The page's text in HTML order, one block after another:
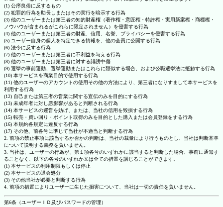
(1) 公序良俗に反するもの
(2) 犯罪的行為を助長しまたはその実行を暗示する行為
(3) 他のユーザーまたは第三者の知的財産権（著作権・意匠権・特許権・実用新案権・商標権・
ノウハウが含まれるがこれらに限定されません）を侵害する行為
(4) 他のユーザーまたは第三者の財産、信用、名誉、プライバシーを侵害する行為
(5) ユーザー自身の個人を特定できる情報を、他の会員に公開する行為
(6) 法令に反する行為
(7) 他のユーザーまたは第三者に不利益を与える行為
(8) 他のユーザーまたは第三者に対する誹謗中傷
(9) 選挙の事前運動、選挙運動またはこれらに類似する場合、および公職選挙法に抵触する行為
(10) 本サービスを商業目的で使用する行為
(11) 他のユーザーのアカウントの使用その他の方法により、第三者になりすまして本サービスを
利用する行為
(12) 自己または第三者の営業に関する宣伝のみを目的にする行為
(13) 未成年者に対し悪影響があると判断される行為
(14) 本サービスの運営を妨げ、または、当社の信用を毀損する行為
(15) 転売・買い回り・ポイント取得のみを目的とした購入または会員登録をする行為
(16) 本規約各規定に違反する行為
(17) その他、前各号に準じて当社が不適当と判断する行為
2. 前項の禁止事項に該当するか否かの判断は、当社の裁量により行うものとし、当社は判断基準
について説明する義務を負いません。
3. 当社は、ユーザーの行為が、第１項各号のいずれかに該当すると判断した場合、事前に通知す
ることなく、以下の各号のいずれか又は全ての措置を講じることができます。
(1) 本サービスの利用制限もしくは停止
(2) 本サービスの退会処分
(3) その他当社が必要と判断する行為
4. 前項の措置によりユーザーに生じた損害について、当社は一切の責任を負いません。
第6条（ユーザーＩＤ及びパスワードの管理）